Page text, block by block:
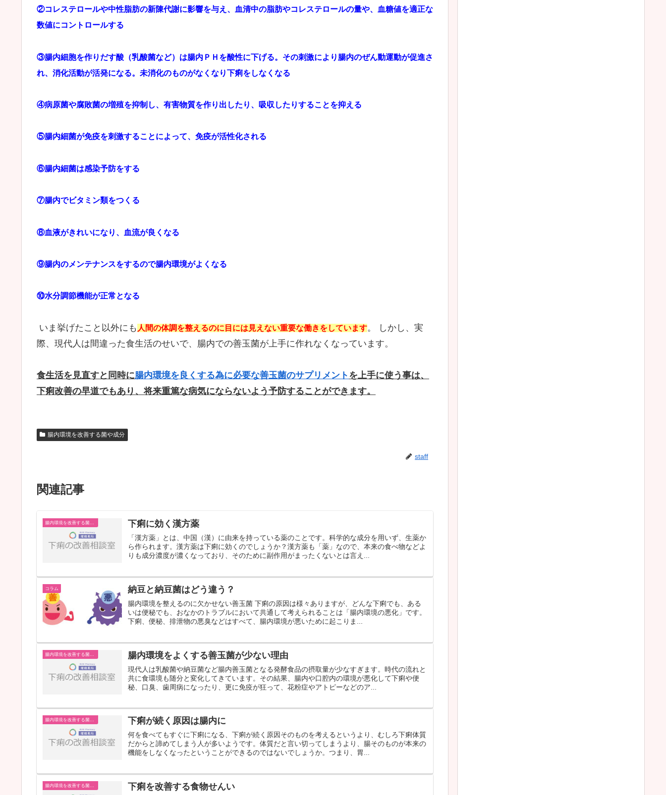
②コレステロールや中性脂肪の新陳代謝に影響を与え、血清中の脂肪やコレステロールの量や、血糖値を適正な
数値にコントロールする
③腸内細胞を作りだす酸（乳酸菌など）は腸内ＰＨを酸性に下げる。その刺激により腸内のぜん動運動が促進さ
れ、消化活動が活発になる。未消化のものがなくなり下痢をしなくなる
④病原菌や腐敗菌の増殖を抑制し、有害物質を作り出したり、吸収したりすることを抑える
⑤腸内細菌が免疫を刺激することによって、免疫が活性化される
⑥腸内細菌は感染予防をする
⑦腸内でビタミン類をつくる
⑧血液がきれいになり、血流が良くなる
⑨腸内のメンテナンスをするので腸内環境がよくなる
⑩水分調節機能が正常となる
いま挙げたこと以外にも 人間の体調を整えるのに目には見えない重要な働きをしています。 しかし、実
際、現代人は間違った食生活のせいで、腸内での善玉菌が上手に作れなくなっています。
食生活を見直すと同時に腸内環境を良くする為に必要な善玉菌のサプリメント を上手に使う事は、
下痢改善の早道でもあり、将来重篤な病気にならないよう予防することができます。
腸内環境を改善する菌や成分
staff
関連記事
腸内環境を改善する菌や成分 下痢に効く漢方薬
「漢方薬」とは、中国（漢）に由来を持っている薬のことです。科学的な成分を用いず、生薬か
ら作られます。漢方薬は下痢に効くのでしょうか？漢方薬も「薬」なので、本来の食べ物などよ
りも成分濃度が濃くなっており、そのために副作用がまったくないとは言え...
コラム 納豆と納豆菌はどう違う？
腸内環境を整えるのに欠かせない善玉菌 下痢の原因は様々ありますが、どんな下痢でも、ある
いは便秘でも、おなかのトラブルにおいて共通して考えられることは「腸内環境の悪化」です。
下痢、便秘、排泄物の悪臭などはすべて、腸内環境が悪いために起こりま...
腸内環境をよくする善玉菌が少ない理由
現代人は乳酸菌や納豆菌など腸内善玉菌となる発酵食品の摂取量が少なすぎます。時代の流れと
共に食環境も随分と変化してきています。その結果、腸内や口腔内の環境が悪化して下痢や便
秘、口臭、歯周病になったり、更に免疫が狂って、花粉症やアトピーなどのア...
腸内環境を改善する菌や成分 下痢が続く原因は腸内に
何を食べてもすぐに下痢になる、下痢が続く原因そのものを考えるというより、むしろ下痢体質
だからと諦めてしまう人が多いようです。体質だと言い切ってしまうより、腸そのものが本来の
機能をしなくなったということができるのではないでしょうか。つまり、胃...
下痢を改善する食物せんい